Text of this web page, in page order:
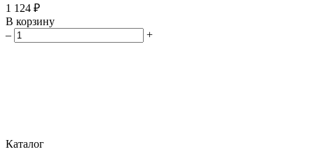
1 124 ₽
В корзину
–
+
Каталог